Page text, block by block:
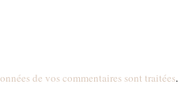
de vos commentaires sont traitées.